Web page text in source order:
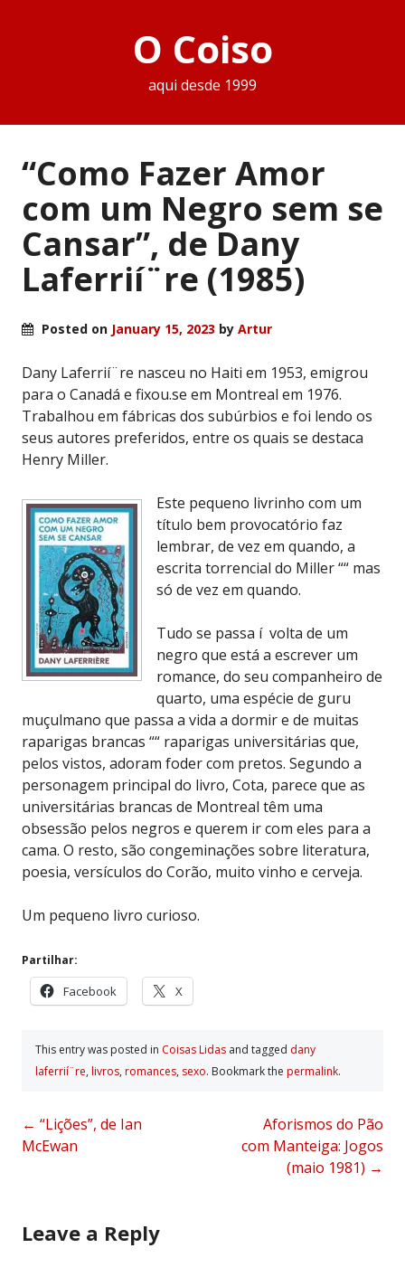
O Coiso
aqui desde 1999
“Como Fazer Amor
com um Negro sem se
Cansar”, de Dany
Laferrií¨re (1985)
Posted on January 15, 2023 by Artur
Dany Laferrií¨re nasceu no Haiti em 1953, emigrou
para o Canadá e fixou.se em Montreal em 1976.
Trabalhou em fábricas dos subúrbios e foi lendo os
seus autores preferidos, entre os quais se destaca
Henry Miller.
Este pequeno livrinho com um
título bem provocatório faz
lembrar, de vez em quando, a
escrita torrencial do Miller ““ mas
só de vez em quando.
Tudo se passa í volta de um
negro que está a escrever um
romance, do seu companheiro de
quarto, uma espécie de guru
muçulmano que passa a vida a dormir e de muitas
raparigas brancas ““ raparigas universitárias que,
pelos vistos, adoram foder com pretos. Segundo a
personagem principal do livro, Cota, parece que as
universitárias brancas de Montreal têm uma
obsessão pelos negros e querem ir com eles para a
cama. O resto, são congeminações sobre literatura,
poesia, versículos do Corão, muito vinho e cerveja.
Um pequeno livro curioso.
Partilhar:
Facebook X
This entry was posted in Coisas Lidas and tagged dany
laferrií¨re, livros, romances, sexo. Bookmark the permalink.
Post
navigation
← “Lições”, de Ian
McEwan
Aforismos do Pão
com Manteiga: Jogos
(maio 1981) →
Leave a Reply